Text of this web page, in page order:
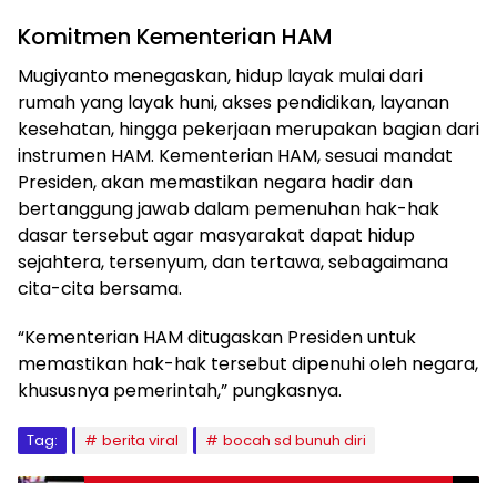
Komitmen Kementerian HAM
Mugiyanto menegaskan, hidup layak mulai dari
rumah yang layak huni, akses pendidikan, layanan
kesehatan, hingga pekerjaan merupakan bagian dari
instrumen HAM. Kementerian HAM, sesuai mandat
Presiden, akan memastikan negara hadir dan
bertanggung jawab dalam pemenuhan hak-hak
dasar tersebut agar masyarakat dapat hidup
sejahtera, tersenyum, dan tertawa, sebagaimana
cita-cita bersama.
“Kementerian HAM ditugaskan Presiden untuk
memastikan hak-hak tersebut dipenuhi oleh negara,
khususnya pemerintah,” pungkasnya.
Tag: berita viral bocah sd bunuh diri